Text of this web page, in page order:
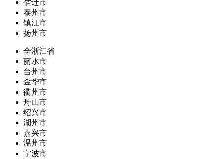
宿迁市
泰州市
镇江市
扬州市
全浙江省
丽水市
台州市
金华市
衢州市
舟山市
绍兴市
湖州市
嘉兴市
温州市
宁波市